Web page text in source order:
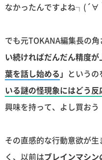
なかったんですよね
でも元TOKANA編集長の角
い続ければだんだん精度が
葉を話し始める 」 というの
いる謎の怪現象にはどう反
興味を持って、よし買お
その直感的な行動意欲が
く、以前はブレインマシン